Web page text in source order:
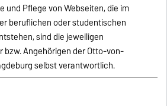
und Pflege von Webseiten, die im
beruflichen oder studentischen
sind die jeweiligen
bzw. Angehörigen der Otto-von-
selbst verantwortlich.